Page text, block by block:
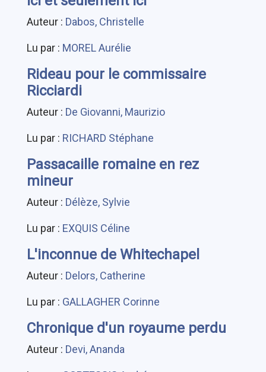
Auteur : Dabos, Christelle
Lu par : MOREL Aurélie
Rideau pour le commissaire
Ricciardi
Auteur : De Giovanni, Maurizio
Lu par : RICHARD Stéphane
Passacaille romaine en rez
mineur
Auteur : Délèze, Sylvie
Lu par : EXQUIS Céline
L'inconnue de Whitechapel
Auteur : Delors, Catherine
Lu par : GALLAGHER Corinne
Chronique d'un royaume perdu
Auteur : Devi, Ananda